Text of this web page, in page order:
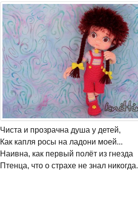
Чиста и прозрачна душа у детей,
Как капля росы на ладони моей...
Наивна, как первый полёт из гнезда
Птенца, что о страхе не знал никогда.